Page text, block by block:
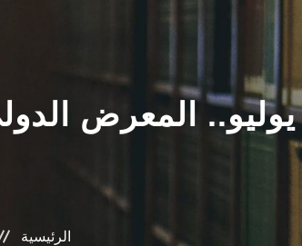
11 يوليو.. المعرض
الرئيسية